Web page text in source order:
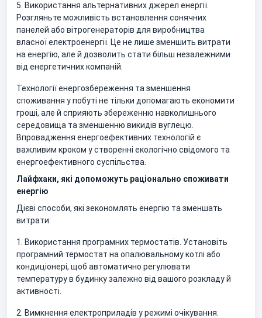
5. Використання альтернативних джерел енергії.
Розгляньте можливість встановлення сонячних
панелей або вітрогенераторів для виробництва
власної електроенергії. Це не лише зменшить витрати
на енергію, але й дозволить стати більш незалежними
від енергетичних компаній.
Технології енергозбереження та зменшення
споживання у побуті не тільки допомагають економити
гроші, але й сприяють збереженню навколишнього
середовища та зменшенню викидів вуглецю.
Впровадження енергоефективних технологій є
важливим кроком у створенні екологічно свідомого та
енергоефективного суспільства.
Лайфхаки, які допоможуть раціонально споживати
енергію
Дієві способи, які зекономлять енергію та зменшать
витрати:
1. Використання програмних термостатів. Установіть
програмний термостат на опалювальному котлі або
кондиціонері, щоб автоматично регулювати
температуру в будинку залежно від вашого розкладу й
активності.
2. Вимкнення електроприладів у режимі очікування.